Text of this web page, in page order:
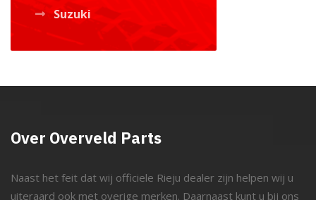
Suzuki
Over Overveld Parts
Naast het feit dat wij officiele Rieju dealer zijn helpen wij u
uiteraard ook met overige merken. Daarnaast kunt u bij ons